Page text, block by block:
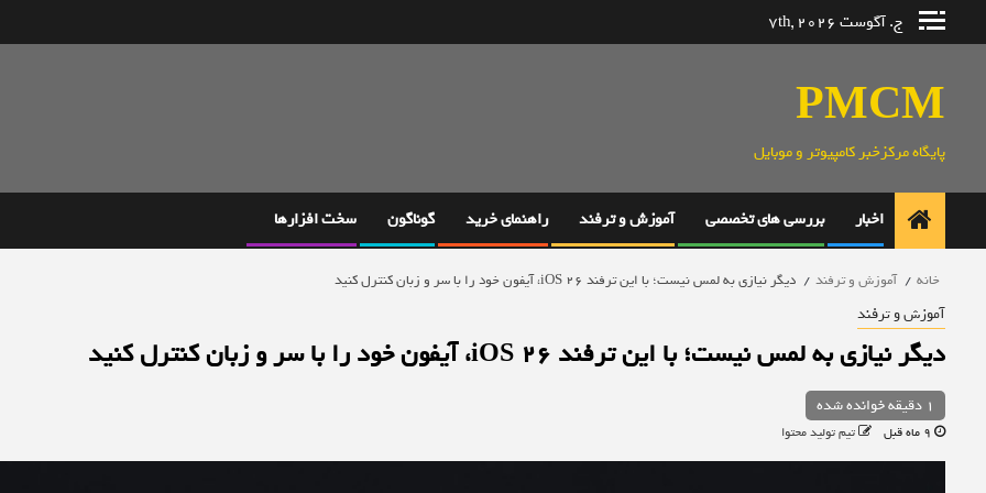
ج. آگوست 7th, 2026
PMCM
پایگاه مرکزخبر کامپیوتر و موبایل
اخبار بررسی های تخصصی آموزش و ترفند راهنمای خرید گوناگون سخت افزارها
خانه آموزش و ترفند دیگر نیازی به لمس نیست؛ با این ترفند iOS 26، آیفون خود را با سر و زبان کنترل کنید
آموزش و ترفند
دیگر نیازی به لمس نیست؛ با این ترفند iOS 26، آیفون خود را با سر و زبان کنترل کنید
1 دقیقه خوانده شده
تیم تولید محتوا